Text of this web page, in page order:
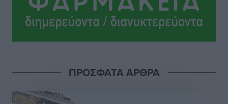
Αθλητικά • πριν 13 ώρες
Ροδήλιος: Ο απολογισμός από το Πανελλήνιο
Πρωτάθλημα Πίστας
Αθλητικά• πριν 13 ώρες
ΠΡΟΣΦΑΤΑ ΑΡΘΡΑ